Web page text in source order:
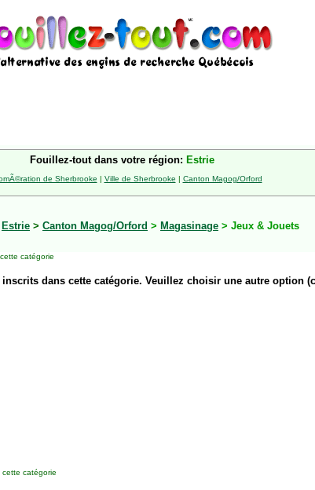
Fouillez-tout dans votre région: Estrie
de Sherbrooke | Ville de Sherbrooke | Canton Magog/Orford
Estrie > Canton Magog/Orford > Magasinage > Jeux & Jouets
catégorie
inscrits dans cette catégorie. Veuillez choisir une autre option
cette catégorie